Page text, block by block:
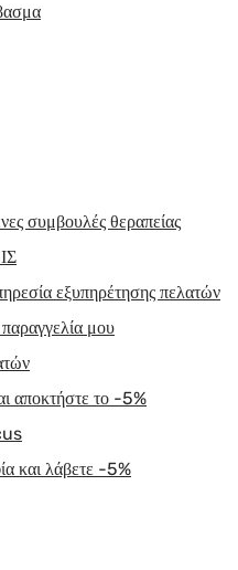
συμβουλές θεραπείας
εξυπηρέτησης πελατών
μου
αποκτήστε το -5%
και λάβετε -5%